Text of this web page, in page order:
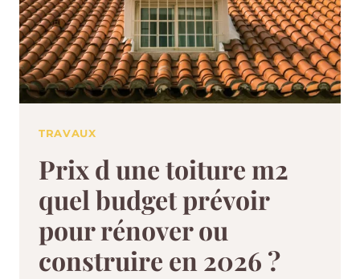
TRAVAUX
Prix d une toiture m2
quel budget prévoir
pour rénover ou
construire en 2026 ?